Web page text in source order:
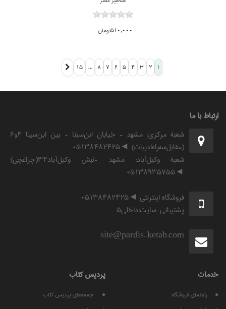
510,000تومان
1
2
3
4
5
6
7
8
...
15
ارتباط با ما
شعبۀ مرکزی: مشهد - خیابان ابن‌سینا - بین ابن‌سینا ۴و۶
(مقابل‌سه‌راه‌ادبیات) ◄۰۵۱۳۸۴۸۲۴۲۵
شعبۀ وکیل‌آباد: مشهد -نبش وکیل‌آباد۳۴(چراغچی)
◄۰۵۱۳۸۹۳۵۷۵۵
فروشگاه اینترنتی ◄۰۵۱۳۸۴۸۲۴۲۵
پشتیبانی-سایت:داخلی۵
site@pardis-ketab.com
خدمات
راهنمای فروشگاه
پرديس كتاب
جمعه‌های پردیس کتاب